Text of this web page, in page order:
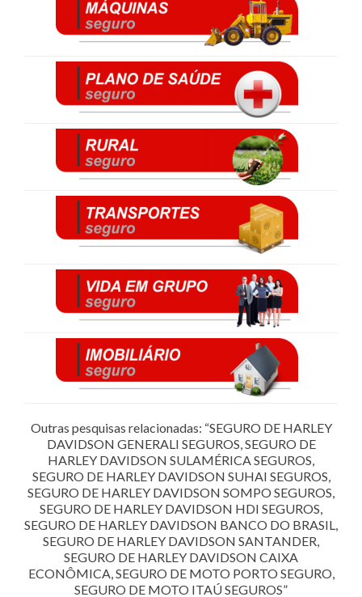
Outras pesquisas relacionadas: “SEGURO DE HARLEY
DAVIDSON GENERALI SEGUROS, SEGURO DE
HARLEY DAVIDSON SULAMÉRICA SEGUROS,
SEGURO DE HARLEY DAVIDSON SUHAI SEGUROS,
SEGURO DE HARLEY DAVIDSON SOMPO SEGUROS,
SEGURO DE HARLEY DAVIDSON HDI SEGUROS,
SEGURO DE HARLEY DAVIDSON BANCO DO BRASIL,
SEGURO DE HARLEY DAVIDSON SANTANDER,
SEGURO DE HARLEY DAVIDSON CAIXA
ECONÔMICA, SEGURO DE MOTO PORTO SEGURO,
SEGURO DE MOTO ITAÚ SEGUROS”